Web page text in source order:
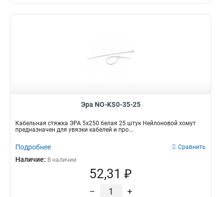
Эра NO-KS0-35-25
Кабельная стяжка ЭРА 5x250 белая 25 штук Нейлоновой хомут
предназначен для увязки кабелей и про...
Подробнее Сравнить
Наличие: В наличии
52,31 ₽
– +